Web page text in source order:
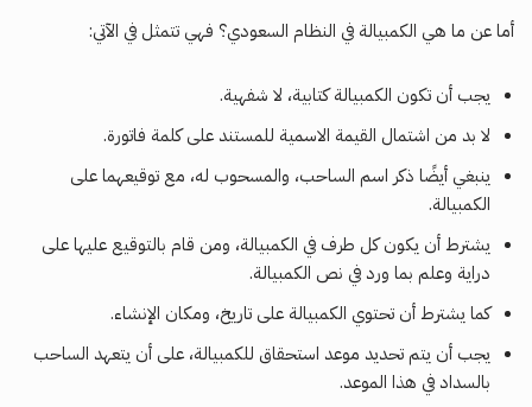
أما عن ما هي الكمبيالة في النظام السعودي؟ فهي تتمثل في الآتي:
يجب أن تكون الكمبيالة كتابية، لا شفهية.
لا بد من اشتمال القيمة الاسمية للمستند على كلمة فاتورة.
ينبغي أيضًا ذكر اسم الساحب، والمسحوب له، مع توقيعهما على
الكمبيالة.
يشترط أن يكون كل طرف في الكمبيالة، ومن قام بالتوقيع عليها على
دراية وعلم بما ورد في نص الكمبيالة.
كما يشترط أن تحتوي الكمبيالة على تاريخ، ومكان الإنشاء.
يجب أن يتم تحديد موعد استحقاق للكمبيالة، على أن يتعهد الساحب
بالسداد في هذا الموعد.